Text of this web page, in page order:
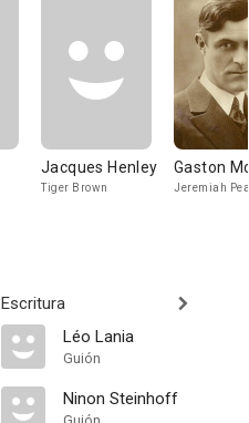
Jacques Henley
Tiger Brown
Gaston
Jeremiah
Escritura
Léo Lania
Guión
Ninon Steinhoff